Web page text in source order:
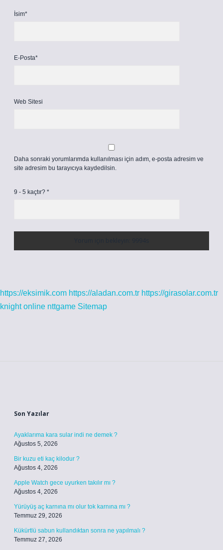
İsim*
E-Posta*
Web Sitesi
Daha sonraki yorumlarımda kullanılması için adım, e-posta adresim ve
site adresim bu tarayıcıya kaydedilsin.
9 - 5 kaçtır? *
https://eksimik.com https://aladan.com.tr https://girasolar.com.tr
knight online nttgame Sitemap
Son Yazılar
Ayaklarıma kara sular indi ne demek ?
Ağustos 5, 2026
Bir kuzu eti kaç kilodur ?
Ağustos 4, 2026
Apple Watch gece uyurken takılır mı ?
Ağustos 4, 2026
Yürüyüş aç karnına mı olur tok karnına mı ?
Temmuz 29, 2026
Kükürtlü sabun kullandıktan sonra ne yapılmalı ?
Temmuz 27, 2026